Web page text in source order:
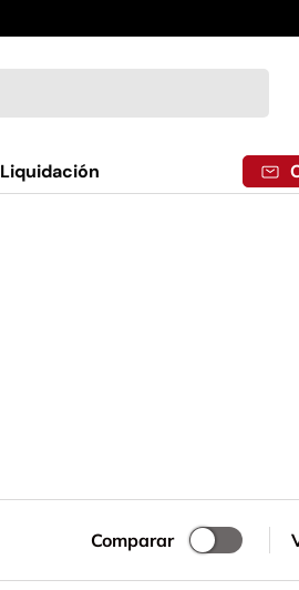
Liquidación
Comparar